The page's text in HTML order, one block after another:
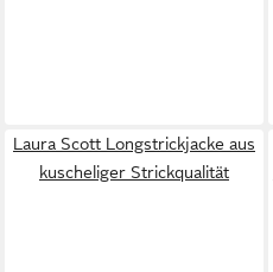
Laura Scott Longstrickjacke aus
kuscheliger Strickqualität